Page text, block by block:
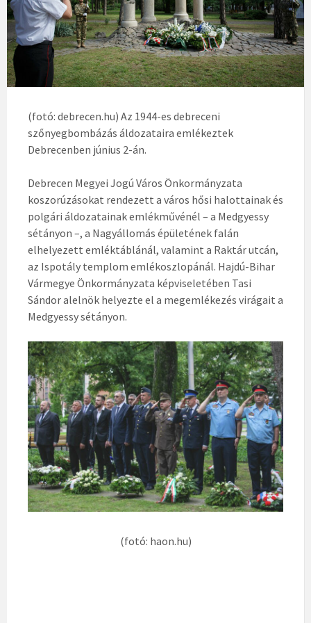
(fotó: debrecen.hu) Az 1944-es debreceni
szőnyegbombázás áldozataira emlékeztek
Debrecenben június 2-án.
Debrecen Megyei Jogú Város Önkormányzata
koszorúzásokat rendezett a város hősi halottainak és
polgári áldozatainak emlékművénél – a Medgyessy
sétányon –, a Nagyállomás épületének falán
elhelyezett emléktáblánál, valamint a Raktár utcán,
az Ispotály templom emlékoszlopánál. Hajdú-Bihar
Vármegye Önkormányzata képviseletében Tasi
Sándor alelnök helyezte el a megemlékezés virágait a
Medgyessy sétányon.
(fotó: haon.hu)